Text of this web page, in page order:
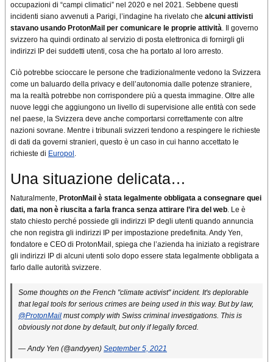
occupazioni di “campi climatici” nel 2020 e nel 2021. Sebbene questi
incidenti siano avvenuti a Parigi, l’indagine ha rivelato che alcuni attivisti
stavano usando ProtonMail per comunicare le proprie attività. Il governo
svizzero ha quindi ordinato al servizio di posta elettronica di fornirgli gli
indirizzi IP dei suddetti utenti, cosa che ha portato al loro arresto.
Ciò potrebbe scioccare le persone che tradizionalmente vedono la Svizzera
come un baluardo della privacy e dell’autonomia dalle potenze straniere,
ma la realtà potrebbe non corrispondere più a questa immagine. Oltre alle
nuove leggi che aggiungono un livello di supervisione alle entità con sede
nel paese, la Svizzera deve anche comportarsi correttamente con altre
nazioni sovrane. Mentre i tribunali svizzeri tendono a respingere le richieste
di dati da governi stranieri, questo è un caso in cui hanno accettato le
richieste di Europol .
Una situazione delicata…
Naturalmente, ProtonMail è stata legalmente obbligata a consegnare quei
dati, ma non è riuscita a farla franca senza attirare l’ira del web. Le è
stato chiesto perché possiede gli indirizzi IP degli utenti quando annuncia
che non registra gli indirizzi IP per impostazione predefinita. Andy Yen,
fondatore e CEO di ProtonMail, spiega che l’azienda ha iniziato a registrare
gli indirizzi IP di alcuni utenti solo dopo essere stata legalmente obbligata a
farlo dalle autorità svizzere.
Some thoughts on the French "climate activist" incident. It's deplorable
that legal tools for serious crimes are being used in this way. But by law,
@ProtonMail must comply with Swiss criminal investigations. This is
obviously not done by default, but only if legally forced.
— Andy Yen (@andyyen) September 5, 2021